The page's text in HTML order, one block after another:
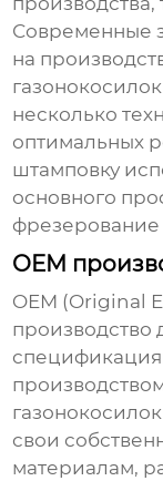
Современные
на
несколько
оптимальных
штамповку
основного
фрезерование
OEM
OEM (Original
производство
свои
материалам,